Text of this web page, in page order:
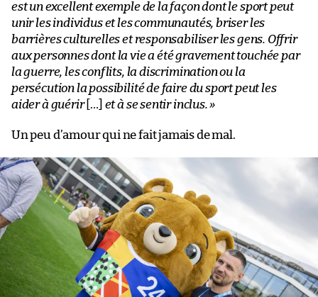
est un excellent exemple de la façon dont le sport peut
unir les individus et les communautés, briser les
barrières culturelles et responsabiliser les gens. Offrir
aux personnes dont la vie a été gravement touchée par
la guerre, les conflits, la discrimination ou la
persécution la possibilité de faire du sport peut les
aider à guérir […] et à se sentir inclus. »
Un peu d’amour qui ne fait jamais de mal.